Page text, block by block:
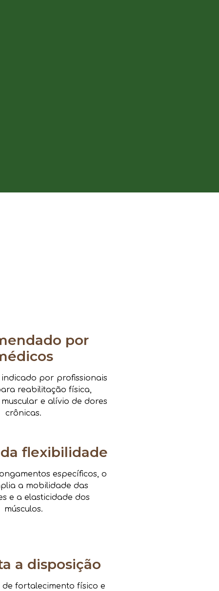
por
indicado por profissionais
reabilitação física,
e alívio de dores
crônicas.
flexibilidade
específicos, o
a mobilidade das
e a elasticidade dos
músculos.
a disposição
fortalecimento físico e